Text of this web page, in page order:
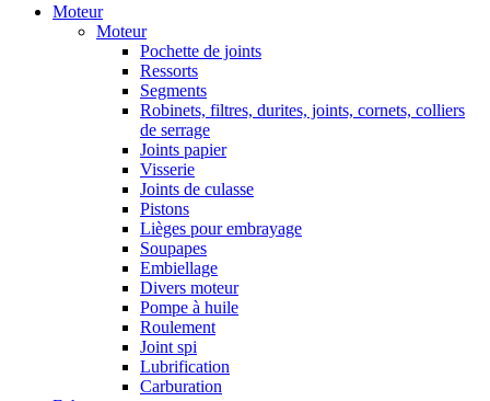
Moteur
Moteur
Pochette de joints
Ressorts
Segments
Robinets, filtres, durites, joints, cornets, colliers
de serrage
Joints papier
Visserie
Joints de culasse
Pistons
Lièges pour embrayage
Soupapes
Embiellage
Divers moteur
Pompe à huile
Roulement
Joint spi
Lubrification
Carburation